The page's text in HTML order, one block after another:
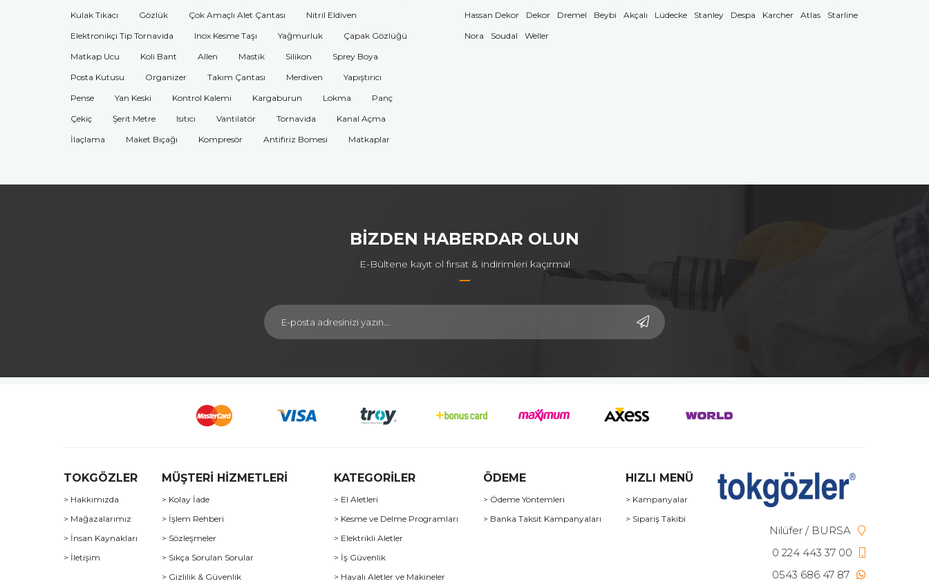
Kulak Tıkacı
Gözlük Çok Amaçlı Alet Çantası
Nitril Eldiven
Elektronikçi Tip Tornavida
Inox Kesme Taşı Yağmurluk
Çapak Gözlüğü
Matkap Ucu
Koli Bant Allen Mastik Silikon
Sprey Boya
Posta Kutusu
Organizer Takım Çantası Merdiven
Yapıştırıcı
Pense
Yan Keski Kontrol Kalemi Kargaburun Lokma
Panç
Çekiç
Şerit Metre Isıtıcı Vantilatör Tornavida
Kanal Açma
İlaçlama
Maket Bıçağı Kompresör Antifiriz Bomesi Matkaplar
Hassan Dekor
Dekor Dremel Beybi Akçalı Lüdecke Stanley Despa Karcher Atlas
Starline
Nora
Soudal Weller
BİZDEN HABERDAR OLUN
E-Bültene kayıt ol fırsat & indirimleri kaçırma!
TOKGÖZLER
> Hakkımızda
> Mağazalarımız
> İnsan Kaynakları
> İletişim
MÜŞTERİ HİZMETLERİ
> Kolay İade
> İşlem Rehberi
> Sözleşmeler
> Sıkça Sorulan Sorular
> Gizlilik & Güvenlik
KATEGORİLER
> El Aletleri
> Kesme ve Delme Programları
> Elektrikli Aletler
> İş Güvenlik
> Havalı Aletler ve Makineler
ÖDEME
> Ödeme Yöntemleri
> Banka Taksit Kampanyaları
HIZLI MENÜ
> Kampanyalar
> Sipariş Takibi
Nilüfer / BURSA
0 224 443 37 00
0543 686 47 87